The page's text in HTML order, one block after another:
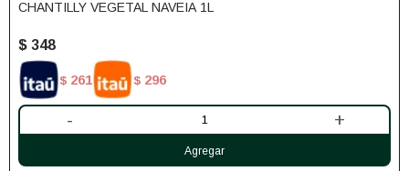
CHANTILLY VEGETAL NAVEIA 1L
$ 348
$ 261 $ 296
- +